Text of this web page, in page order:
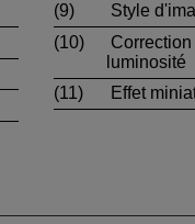
(9)
Style
(10)
luminosité
(11)
Effet